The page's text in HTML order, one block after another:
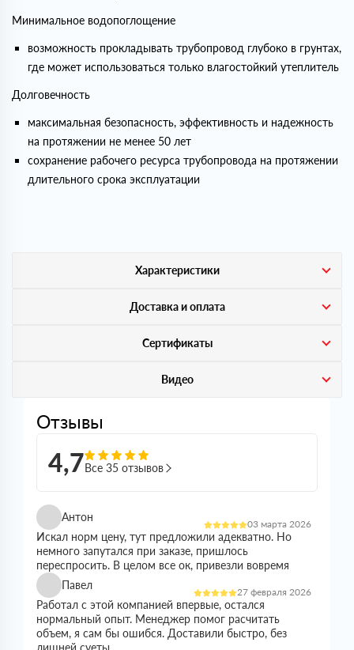
Минимальное водопоглощение
возможность прокладывать трубопровод глубоко в грунтах,
где может использоваться только влагостойкий утеплитель
Долговечность
максимальная безопасность, эффективность и надежность
на протяжении не менее 50 лет
сохранение рабочего ресурса трубопровода на протяжении
длительного срока эксплуатации
Характеристики
Доставка и оплата
Сертификаты
Видео
Отзывы
4,7Все 35 отзывов
Антон
03 марта 2026
Искал норм цену, тут предложили адекватно. Но
немного запутался при заказе, пришлось
переспросить. В целом все ок, привезли вовремя
Павел
27 февраля 2026
Работал с этой компанией впервые, остался
нормальный опыт. Менеджер помог расчитать
объем, я сам бы ошибся. Доставили быстро, без
лишней суеты